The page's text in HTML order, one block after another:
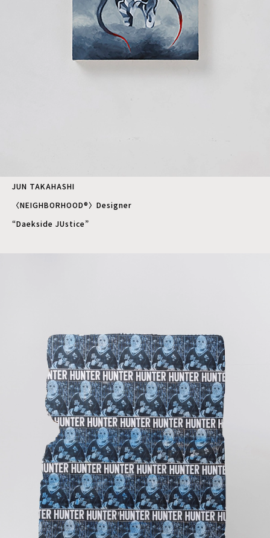
JUN TAKAHASHI
〈NEIGHBORHOOD®〉Designer
“Daekside JUstice”